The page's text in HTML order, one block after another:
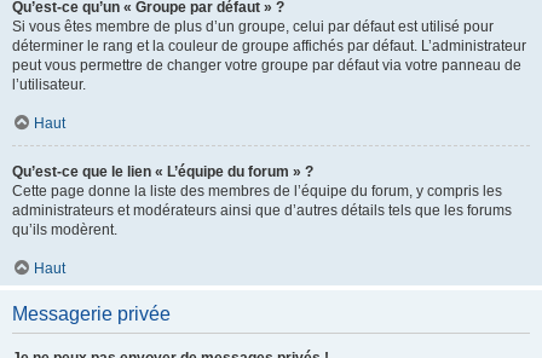
Qu’est-ce qu’un « Groupe par défaut » ?
Si vous êtes membre de plus d’un groupe, celui par défaut est utilisé pour
déterminer le rang et la couleur de groupe affichés par défaut. L’administrateur
peut vous permettre de changer votre groupe par défaut via votre panneau de
l’utilisateur.
Haut
Qu’est-ce que le lien « L’équipe du forum » ?
Cette page donne la liste des membres de l’équipe du forum, y compris les
administrateurs et modérateurs ainsi que d’autres détails tels que les forums
qu’ils modèrent.
Haut
Messagerie privée